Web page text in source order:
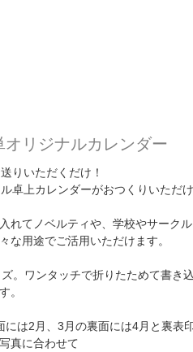
リジナルカレンダー
りいただくだけ！
卓上カレンダーがおつくりいただけ
れてノベルティや、学校やサーク
な用途でご活用いただけます。
。ワンタッチで折りたためて書き
。
は2月、3月の裏面には4月と裏表
真に合わせて